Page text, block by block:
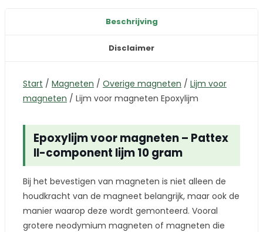
Beschrijving
Disclaimer
Start / Magneten / Overige magneten / Lijm voor
magneten / Lijm voor magneten Epoxylijm
Epoxylijm voor magneten – Pattex
II-component lijm 10 gram
Bij het bevestigen van magneten is niet alleen de
houdkracht van de magneet belangrijk, maar ook de
manier waarop deze wordt gemonteerd. Vooral
grotere neodymium magneten of magneten die